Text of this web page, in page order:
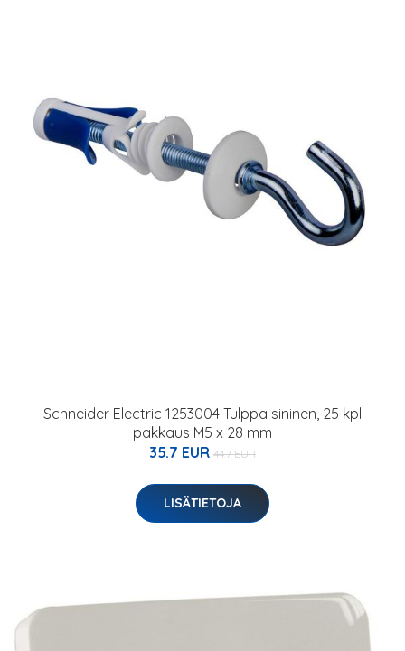
Schneider Electric 1253004 Tulppa sininen, 25 kpl
pakkaus M5 x 28 mm
35.7 EUR 44.7 EUR
LISÄTIETOJA